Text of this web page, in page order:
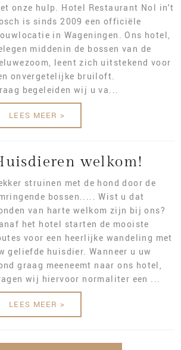
onze hulp. Hotel Restaurant Nol in't
is sinds 2009 een officiële
in Wageningen. Ons hotel,
middenin de bossen van de
leent zich uitstekend voor
onvergetelijke bruiloft.
begeleiden wij u va...
LEES MEER >
welkom!
struinen met de hond door de
bossen..... Wist u dat
van harte welkom zijn bij ons?
het hotel starten de mooiste
voor een heerlijke wandeling met
geliefde huisdier. Wanneer u uw
graag meeneemt naar ons hotel,
wij hiervoor normaliter een ...
LEES MEER >